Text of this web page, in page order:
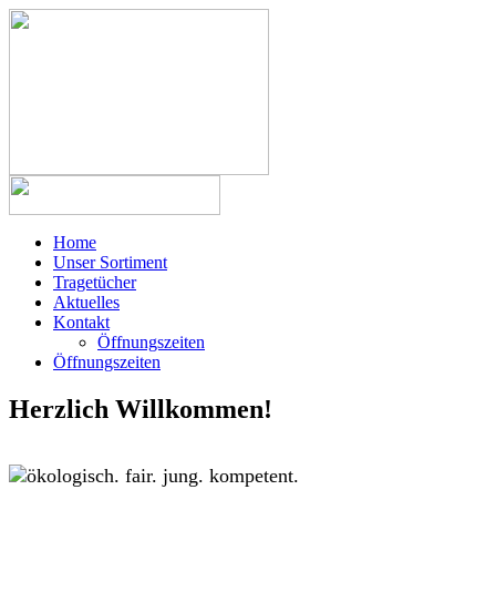
Home
Unser Sortiment
Tragetücher
Aktuelles
Kontakt
Öffnungszeiten
Öffnungszeiten
Herzlich Willkommen!